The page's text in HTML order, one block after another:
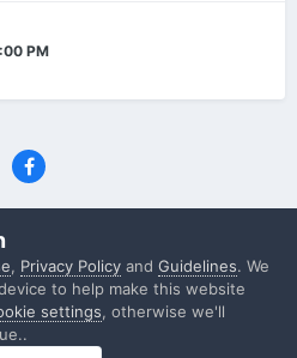
PM
All rights reserved
Invision Community
, Privacy Policy and Guidelines. We
to help make this website
settings, otherwise we'll